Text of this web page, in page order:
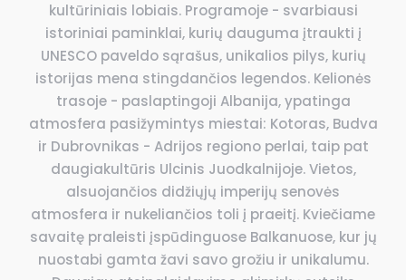
kultūriniais lobiais. Programoje - svarbiausi
istoriniai paminklai, kurių dauguma įtraukti į
UNESCO paveldo sąrašus, unikalios pilys, kurių
istorijas mena stingdančios legendos. Kelionės
trasoje - paslaptingoji Albanija, ypatinga
atmosfera pasižymintys miestai: Kotoras, Budva
ir Dubrovnikas - Adrijos regiono perlai, taip pat
daugiakultūris Ulcinis Juodkalnijoje. Vietos,
alsuojančios didžiųjų imperijų senovės
atmosfera ir nukeliančios toli į praeitį. Kviečiame
savaitę praleisti įspūdinguose Balkanuose, kur jų
nuostabi gamta žavi savo grožiu ir unikalumu.